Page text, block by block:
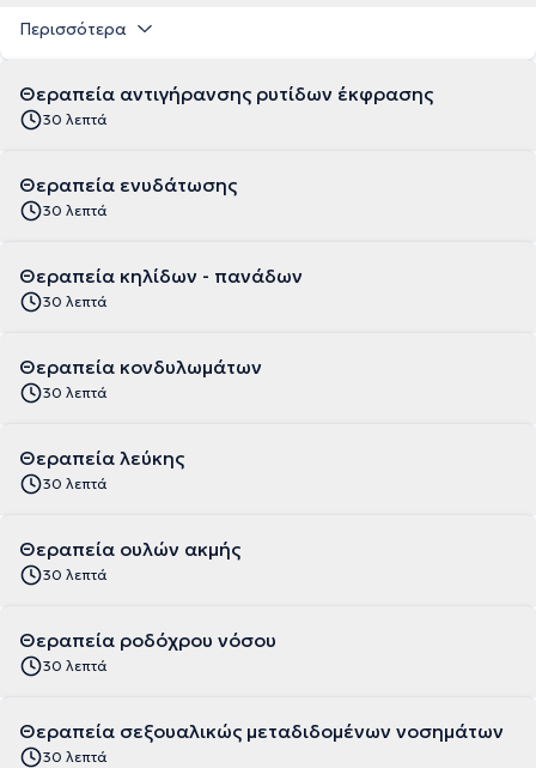
Περισσότερα
Θεραπεία αντιγήρανσης ρυτίδων έκφρασης
30 λεπτά
Θεραπεία ενυδάτωσης
30 λεπτά
Θεραπεία κηλίδων - πανάδων
30 λεπτά
Θεραπεία κονδυλωμάτων
30 λεπτά
Θεραπεία λεύκης
30 λεπτά
Θεραπεία ουλών ακμής
30 λεπτά
Θεραπεία ροδόχρου νόσου
30 λεπτά
Θεραπεία σεξουαλικώς μεταδιδομένων νοσημάτων
30 λεπτά